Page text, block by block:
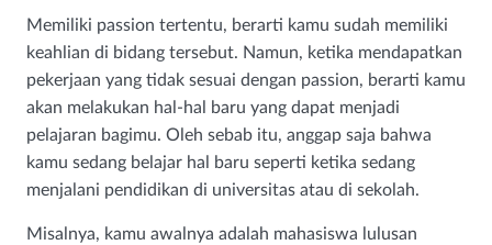
Memiliki passion tertentu, berarti kamu sudah memiliki
keahlian di bidang tersebut. Namun, ketika mendapatkan
pekerjaan yang tidak sesuai dengan passion, berarti kamu
akan melakukan hal-hal baru yang dapat menjadi
pelajaran bagimu. Oleh sebab itu, anggap saja bahwa
kamu sedang belajar hal baru seperti ketika sedang
menjalani pendidikan di universitas atau di sekolah.
Misalnya, kamu awalnya adalah mahasiswa lulusan